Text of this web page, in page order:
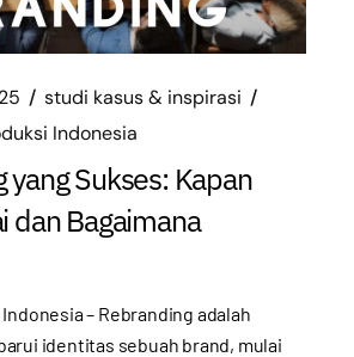
studi kasus & inspirasi
Indonesia
yang Sukses: Kapan
dan Bagaimana
– Rebranding adalah
identitas sebuah brand, mulai